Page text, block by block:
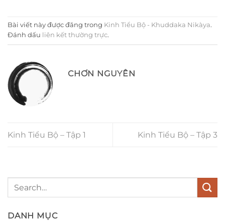
Bài viết này được đăng trong Kinh Tiểu Bộ - Khuddaka Nikàya.
Đánh dấu liên kết thường trực.
CHƠN NGUYÊN
Kinh Tiểu Bộ – Tập 1 Kinh Tiểu Bộ – Tập 3
DANH MỤC